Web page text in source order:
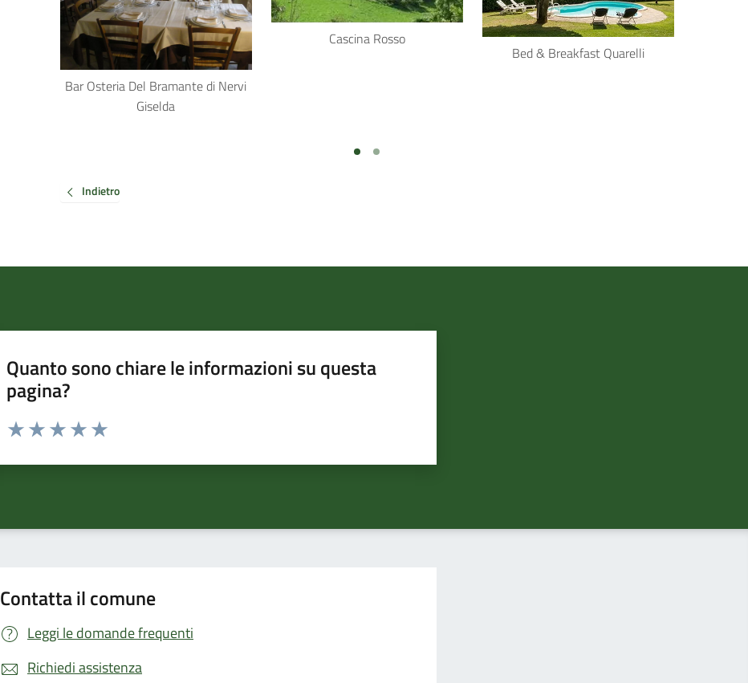
Bar Osteria Del Bramante di Nervi
Giselda
Cascina Rosso
Bed & Breakfast Quarelli
Indietro
Quanto sono chiare le informazioni su questa
pagina?
Valuta da 1 a 5 stelle la pagina
Contatta il comune
Leggi le domande frequenti
Richiedi assistenza